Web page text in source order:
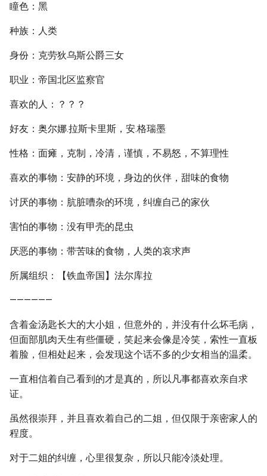
瞳色：黑
种族：人类
身份：克劳狄乌斯公爵三女
职业：帝国北区监察官
喜欢的人：？？？
好友：奥尔娜.拉斯卡里斯，安.格瑞墨
性格：面瘫，克制，冷清，谨慎，不易怒，不算理性
喜欢的事物：安静的环境，身边的伙伴，甜味的食物
讨厌的事物：肮脏嘈杂的环境，纠缠自己的家伙
害怕的事物：没有甲壳的昆虫
厌恶的事物：带苦味的食物，人类的哀求声
所属组织：【铁血帝国】法尔库拉
——————
含着金汤匙长大的大小姐，但意外的，并没有什么坏毛病，
但面部肌肉天生有些僵硬，笑起来会像是冷笑，索性一直板
着脸，但相处起来，会发现这个话不多的少女相当的温柔。
一直相信着自己看到的才是真的，所以凡事都喜欢亲自求
证。
虽然很崇拜，并且喜欢着自己的二姐，但仅限于亲密家人的
程度。
对于二姐的纠缠，心里很复杂，所以只能冷淡处理。